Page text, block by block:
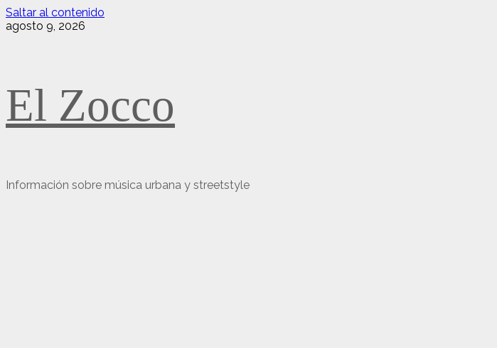
Saltar al contenido
agosto 9, 2026
El Zocco
Información sobre música urbana y streetstyle